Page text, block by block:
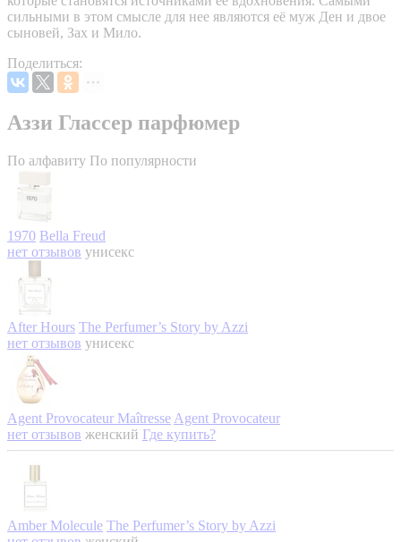
сильными в этом смысле для нее являются её муж Ден и двое
сыновей, Зах и Мило.
Поделиться:
Аззи Глассер парфюмер
По алфавиту По популярности
1970 Bella Freud
нет отзывов унисекс
After Hours The Perfumer’s Story by Azzi
нет отзывов унисекс
Agent Provocateur Maîtresse Agent Provocateur
нет отзывов женский Где купить?
Amber Molecule The Perfumer’s Story by Azzi